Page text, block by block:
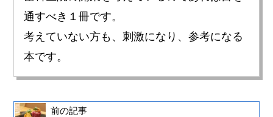
通すべき１冊です。
考えていない方も、刺激になり、参考になる
本です。
前の記事